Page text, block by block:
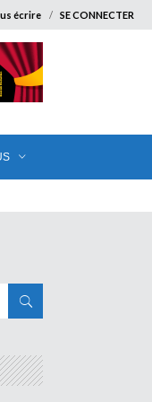
écrire SE CONNECTER